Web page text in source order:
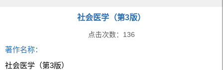
社会医学（第3版）
点击次数： 136
著作名称：
社会医学（第3版）